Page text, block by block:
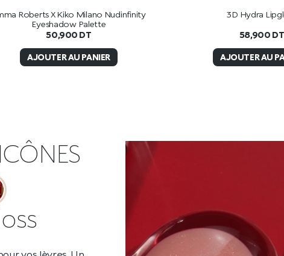
Roberts X Kiko Milano Nudinfinity
Eyeshadow Palette
50,900 DT
AJOUTER AU PANIER
3D Hydra
58,900 DT
AJOUTER AU